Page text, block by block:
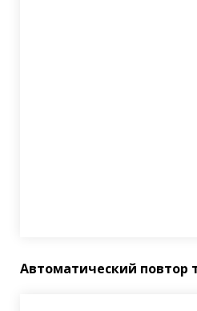
Автоматический повтор